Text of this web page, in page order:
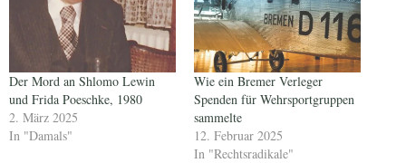
Der Mord an Shlomo Lewin
und Frida Poeschke, 1980
2. März 2025
In "Damals"
Wie ein Bremer Verleger
Spenden für Wehrsportgruppen
sammelte
12. Februar 2025
In "Rechtsradikale"